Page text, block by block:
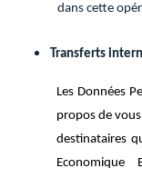
dans cette
Transferts
Les Données
propos de
destinataires
Economique